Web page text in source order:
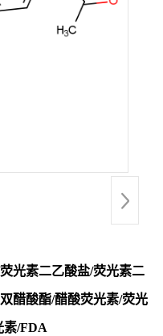
光素二乙酸盐/荧光素二
醋酸酯/醋酸荧光素/荧光
素/FDA